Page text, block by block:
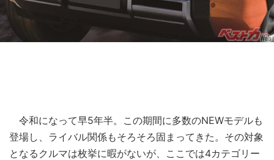
令和になって早5年半。この期間に多数のNEWモデルも
登場し、ライバル関係もそろそろ固まってきた。その対象
となるクルマは枚挙に暇がないが、ここでは4カテゴリー